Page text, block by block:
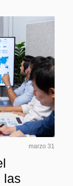
marzo 31
las